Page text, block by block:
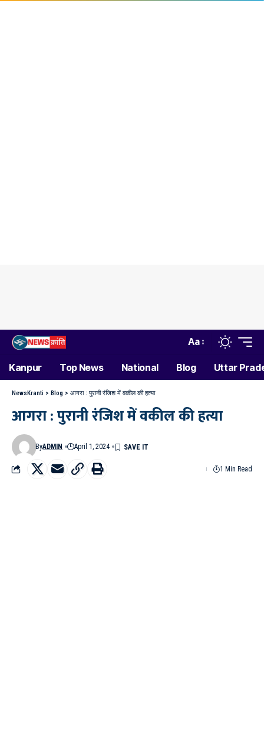
Aa
Kanpur Top News National Blog Uttar
NewsKranti > Blog > आगरा : पुरानी रंजिश में वकील की हत्या
आगरा : पुरानी रंजिश में वकील की हत्या
ByADMIN April 1, 2024
1 Min Read